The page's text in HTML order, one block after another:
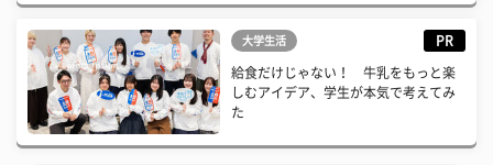
大学生活 PR
給食だけじゃない！ 牛乳をもっと楽
しむアイデア、学生が本気で考えてみ
た